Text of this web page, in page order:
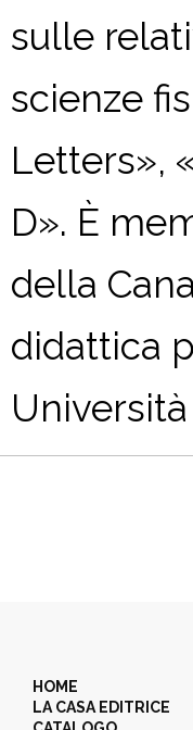
sulle
scienze
Letters»,
D». È
della
didattica
HOME
LA CASA EDITRICE